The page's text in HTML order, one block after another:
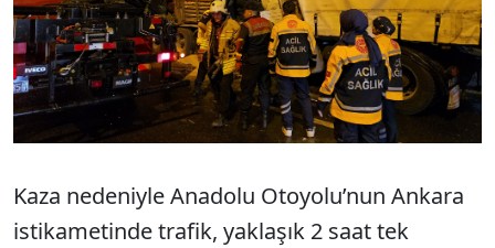
Kaza nedeniyle Anadolu Otoyolu’nun Ankara
istikametinde trafik, yaklaşık 2 saat tek